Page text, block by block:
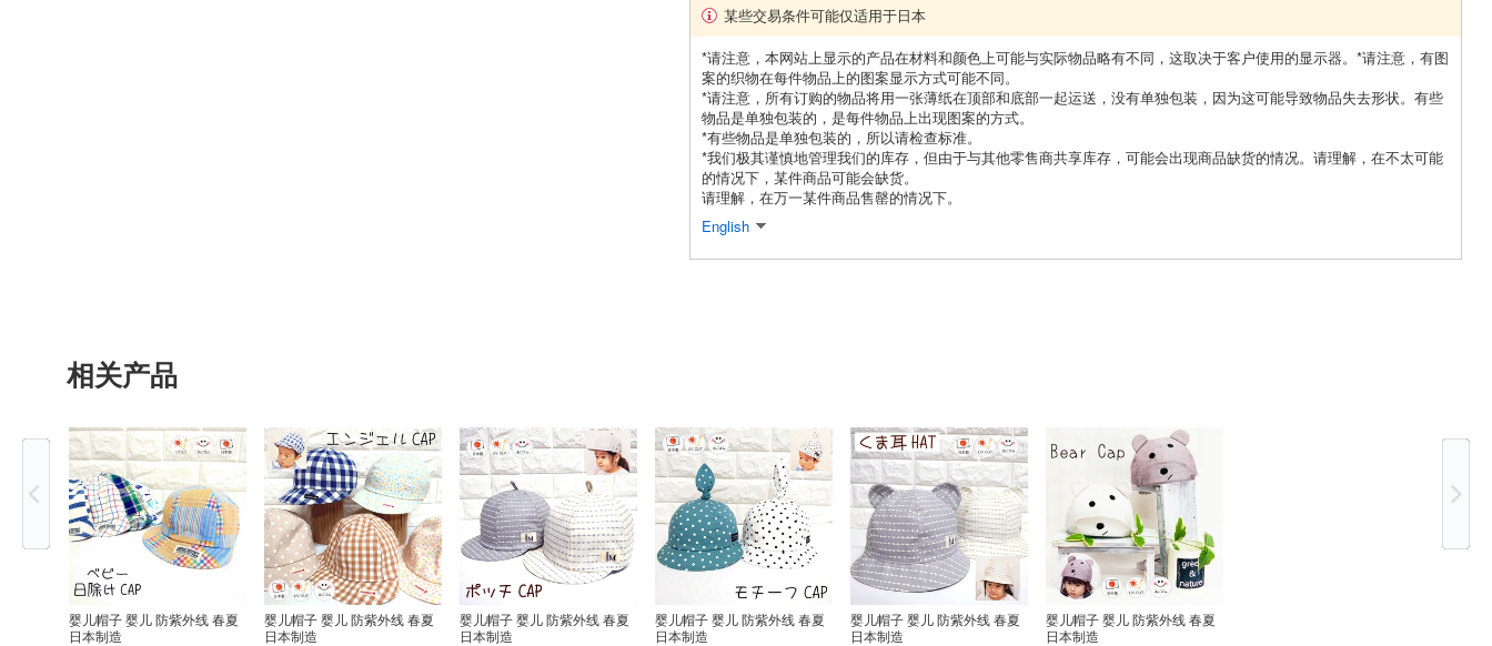
某些交易条件可能仅适用于日本
*请注意，本网站上显示的产品在材料和颜色上可能与实际物品略有不同，这取决于客户使用的显示器。*请注意，有图
案的织物在每件物品上的图案显示方式可能不同。
*请注意，所有订购的物品将用一张薄纸在顶部和底部一起运送，没有单独包装，因为这可能导致物品失去形状。有些
物品是单独包装的，是每件物品上出现图案的方式。
*有些物品是单独包装的，所以请检查标准。
*我们极其谨慎地管理我们的库存，但由于与其他零售商共享库存，可能会出现商品缺货的情况。请理解，在不太可能
的情况下，某件商品可能会缺货。
请理解，在万一某件商品售罄的情况下。
English
相关产品
Previous
婴儿帽子 婴儿 防紫外线 春夏
日本制造
婴儿帽子 婴儿 防紫外线 春夏
日本制造
婴儿帽子 婴儿 防紫外线 春夏
日本制造
婴儿帽子 婴儿 防紫外线 春夏
日本制造
婴儿帽子 婴儿 防紫外线 春夏
日本制造
婴儿帽子 婴儿 防紫外线 春夏
日本制造